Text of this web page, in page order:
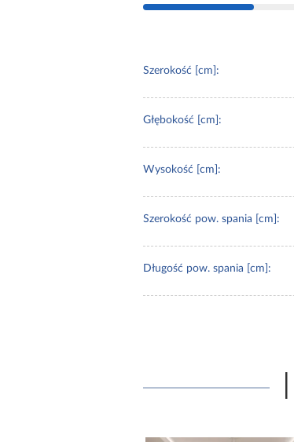
Szerokość [cm]:
Głębokość [cm]:
Wysokość [cm]:
Szerokość pow. spania [cm]:
Długość pow. spania [cm]: